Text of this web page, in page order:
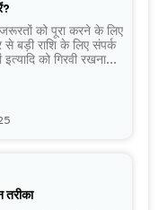
को पूरा करने के लिए
से बड़ी राशि के लिए संपर्क
को गिरवी रखना
तरीका